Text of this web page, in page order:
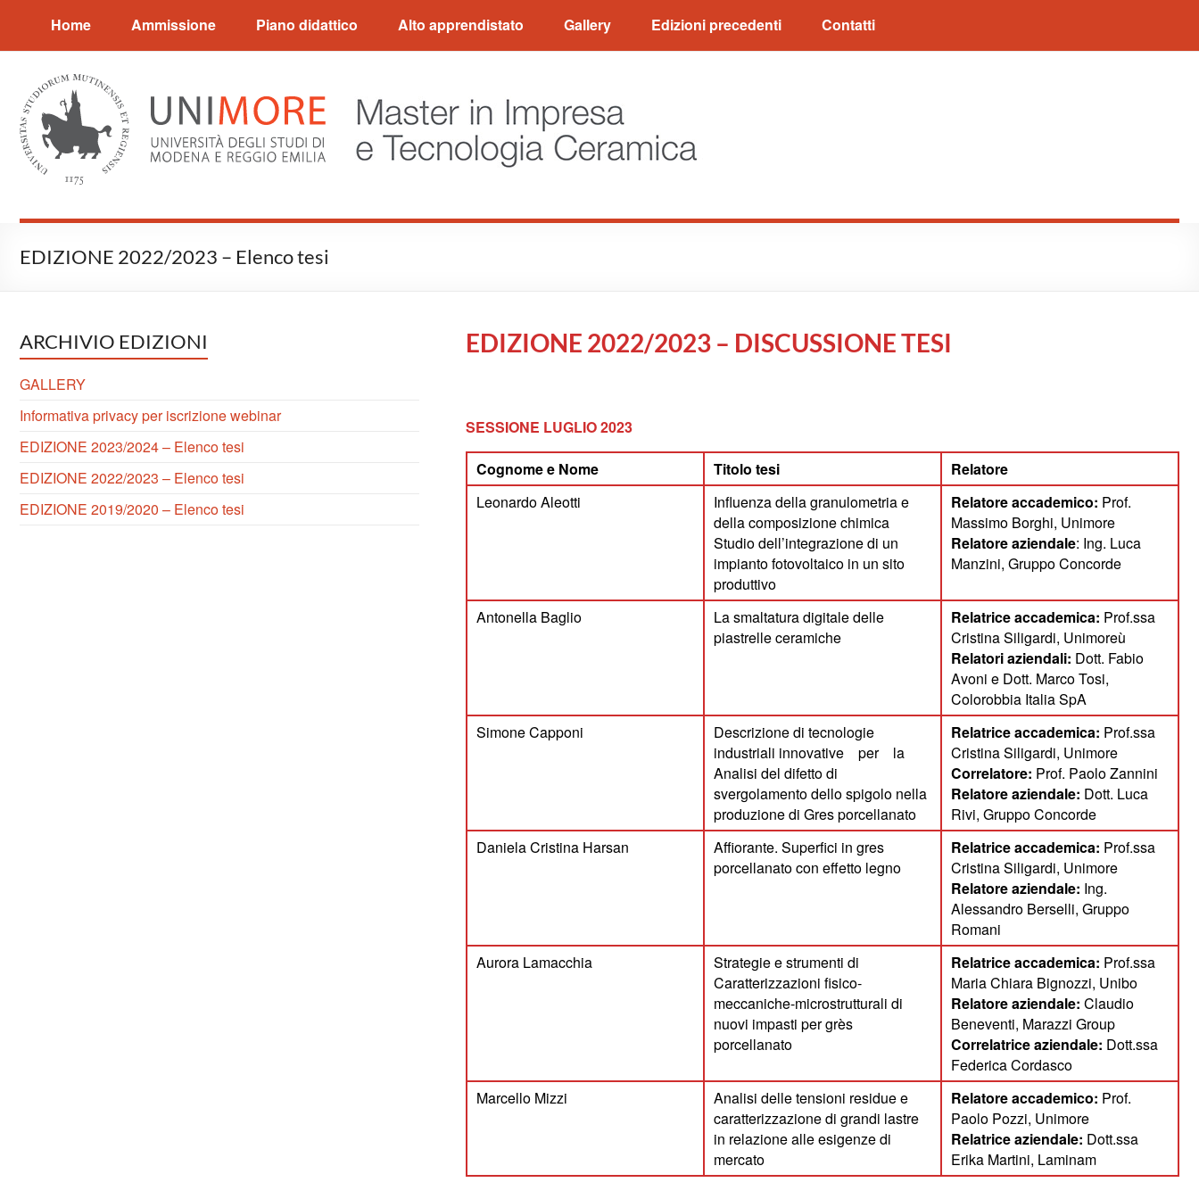
contenuto
Home Ammissione Piano didattico Alto apprendistato Gallery Edizioni precedenti Contatti
EDIZIONE 2022/2023 – Elenco tesi
EDIZIONE 2022/2023 – DISCUSSIONE TESI
SESSIONE LUGLIO 2023
Cognomee Nome Titolo tesi
Relatore
Leonardo Aleotti
Influenza della granulometria e
della composizione chimica
Studio dell’integrazione di un
impianto fotovoltaico in un sito
produttivo
Relatore accademico: Prof.
Massimo Borghi, Unimore
Relatore aziendale: Ing. Luca
Manzini, Gruppo Concorde
Antonella Baglio
La smaltatura digitale delle
piastrelle ceramiche
Relatrice accademica: Prof.ssa
Cristina Siligardi, Unimoreù
Relatori aziendali: Dott. Fabio
Avoni e Dott. Marco Tosi,
Colorobbia Italia SpA
Simone Capponi
Descrizione di tecnologie
industriali innovative per la
Analisi del difetto di
svergolamento dello spigolo nella
produzione di Gres porcellanato
Relatrice accademica: Prof.ssa
Cristina Siligardi, Unimore
Correlatore: Prof. Paolo Zannini
Relatore aziendale: Dott. Luca
Rivi, Gruppo Concorde
Daniela Cristina Harsan
Affiorante. Superfici in gres
porcellanato con effetto legno
Relatrice accademica: Prof.ssa
Cristina Siligardi, Unimore
Relatore aziendale: Ing.
Alessandro Berselli, Gruppo
Romani
Aurora Lamacchia
Strategie e strumenti di
Caratterizzazioni fisico-
meccaniche-microstrutturali di
nuovi impasti per grès
porcellanato
Relatrice accademica: Prof.ssa
Maria Chiara Bignozzi, Unibo
Relatore aziendale: Claudio
Beneventi, Marazzi Group
Correlatrice aziendale: Dott.ssa
Federica Cordasco
Marcello Mizzi
Analisi delle tensioni residue e
caratterizzazione di grandi lastre
in relazione alle esigenze di
mercato
Relatore accademico: Prof.
Paolo Pozzi, Unimore
Relatrice aziendale: Dott.ssa
Erika Martini, Laminam
ARCHIVIO EDIZIONI
GALLERY
Informativa privacy per iscrizione webinar
EDIZIONE 2023/2024 – Elenco tesi
EDIZIONE 2022/2023 – Elenco tesi
EDIZIONE 2019/2020 – Elenco tesi